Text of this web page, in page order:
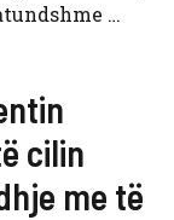
…
cilin
me të